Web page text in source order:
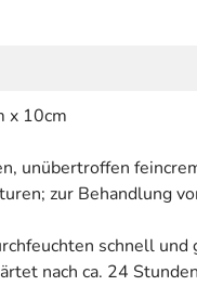
x 10cm
unübertroffen
zur Behandlung
schnell
nach ca. 24